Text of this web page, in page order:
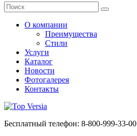
О компании
Преимущества
Стили
Услуги
Каталог
Новости
Фотогалерея
Контакты
Бесплатный телефон: 8-800-999-33-00